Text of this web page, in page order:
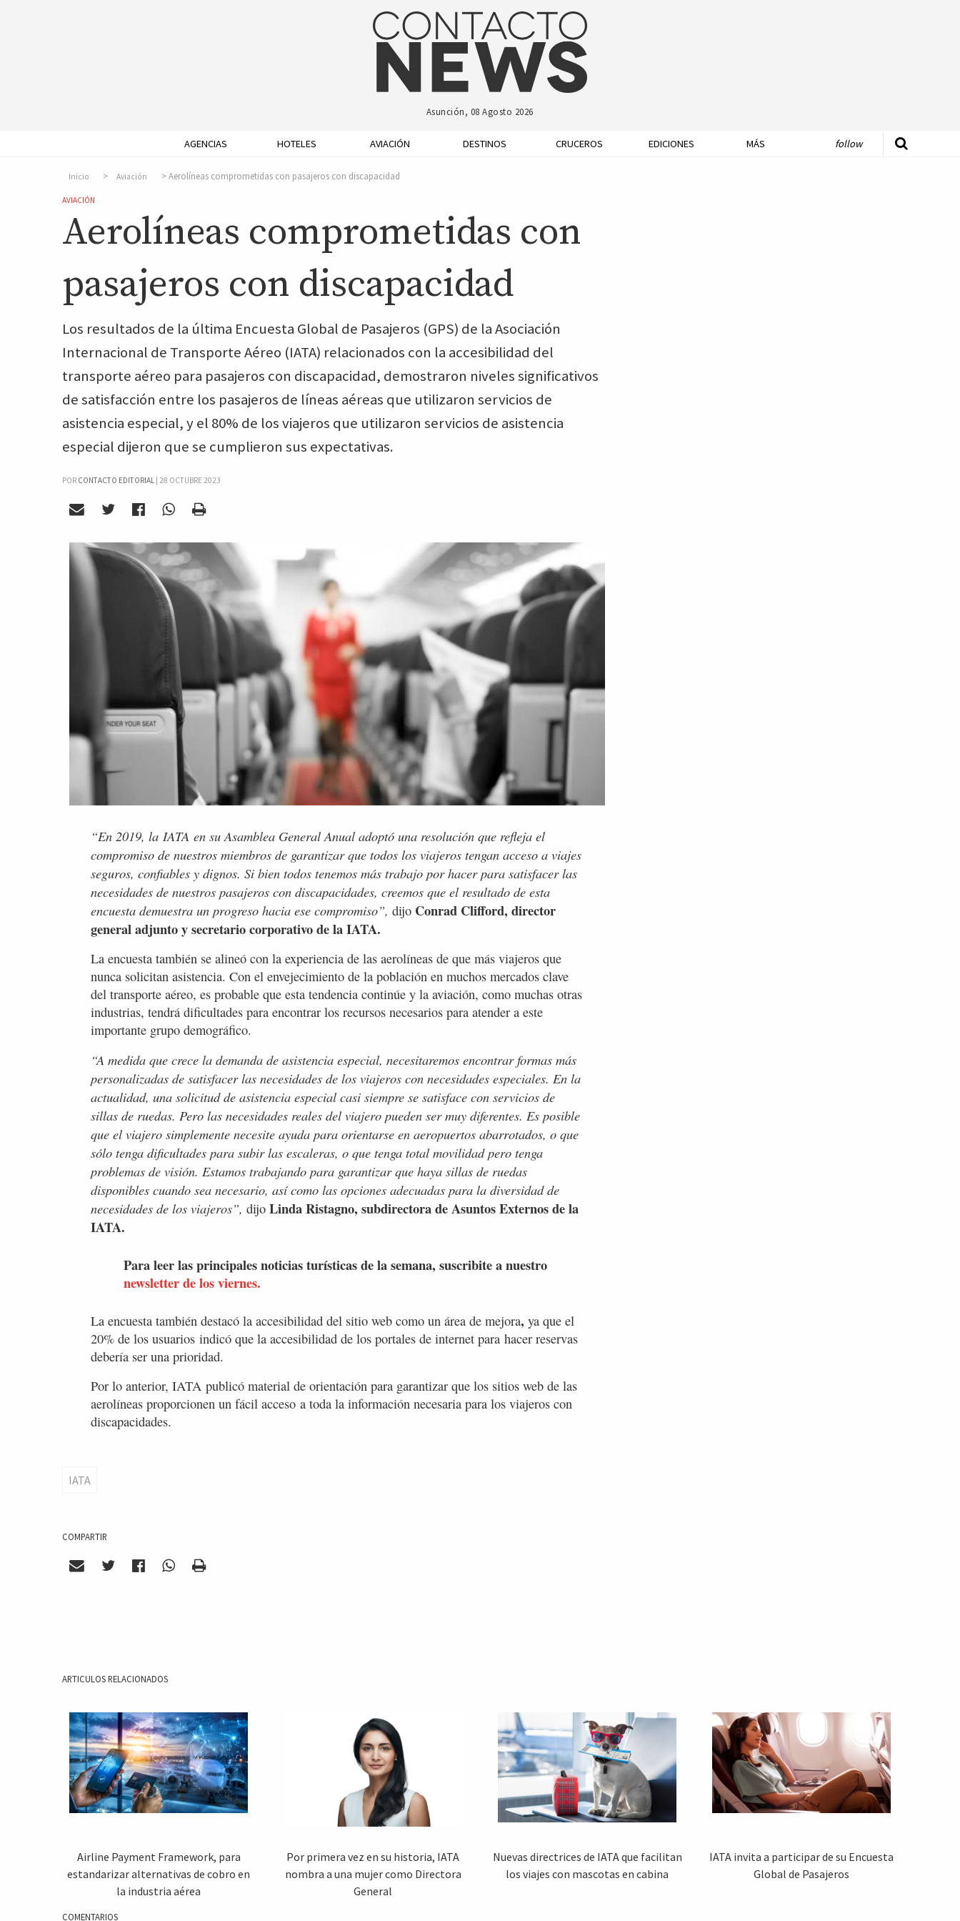
Asunción, 08 Agosto 2026
AGENCIAS HOTELES AVIACIÓN DESTINOS CRUCEROS EDICIONES MÁS follow
Inicio Aviación Aerolíneas comprometidas con pasajeros con discapacidad
AVIACIÓN
Aerolíneas comprometidas con
pasajeros con discapacidad
Los resultados de la última Encuesta Global de Pasajeros (GPS) de la Asociación
Internacional de Transporte Aéreo (IATA) relacionados con la accesibilidad del
transporte aéreo para pasajeros con discapacidad, demostraron niveles significativos
de satisfacción entre los pasajeros de líneas aéreas que utilizaron servicios de
asistencia especial, y el 80% de los viajeros que utilizaron servicios de asistencia
especial dijeron que se cumplieron sus expectativas.
POR CONTACTO EDITORIAL | 28 OCTUBRE 2023
“En 2019, la IATA en su Asamblea General Anual adoptó una resolución que refleja el
compromiso de nuestros miembros de garantizar que todos los viajeros tengan acceso a viajes
seguros, confiables y dignos. Si bien todos tenemos más trabajo por hacer para satisfacer las
necesidades de nuestros pasajeros con discapacidades, creemos que el resultado de esta
encuesta demuestra un progreso hacia ese compromiso”, dijo Conrad Clifford, director
general adjunto y secretario corporativo de la IATA.
La encuesta también se alineó con la experiencia de las aerolíneas de que más viajeros que
nunca solicitan asistencia. Con el envejecimiento de la población en muchos mercados clave
del transporte aéreo, es probable que esta tendencia continúe y la aviación, como muchas otras
industrias, tendrá dificultades para encontrar los recursos necesarios para atender a este
importante grupo demográfico.
“A medida que crece la demanda de asistencia especial, necesitaremos encontrar formas más
personalizadas de satisfacer las necesidades de los viajeros con necesidades especiales. En la
actualidad, una solicitud de asistencia especial casi siempre se satisface con servicios de
sillas de ruedas. Pero las necesidades reales del viajero pueden ser muy diferentes. Es posible
que el viajero simplemente necesite ayuda para orientarse en aeropuertos abarrotados, o que
sólo tenga dificultades para subir las escaleras, o que tenga total movilidad pero tenga
problemas de visión. Estamos trabajando para garantizar que haya sillas de ruedas
disponibles cuando sea necesario, así como las opciones adecuadas para la diversidad de
necesidades de los viajeros”, dijo Linda Ristagno, subdirectora de Asuntos Externos de la
IATA.
Para leer las principales noticias turísticas de la semana, suscribite a nuestro
newsletter de los viernes.
La encuesta también destacó la accesibilidad del sitio web como un área de mejora, ya que el
20% de los usuarios indicó que la accesibilidad de los portales de internet para hacer reservas
debería ser una prioridad.
Por lo anterior, IATA publicó material de orientación para garantizar que los sitios web de las
aerolíneas proporcionen un fácil acceso a toda la información necesaria para los viajeros con
discapacidades.
IATA
COMPARTIR
ARTICULOS RELACIONADOS
Airline Payment Framework, para
estandarizar alternativas de cobro en
la industria aérea
Por primera vez en su historia, IATA
nombra a una mujer como Directora
General
Nuevas directrices de IATA que facilitan
los viajes con mascotas en cabina
IATA invita a participar de su Encuesta
Global de Pasajeros
COMENTARIOS